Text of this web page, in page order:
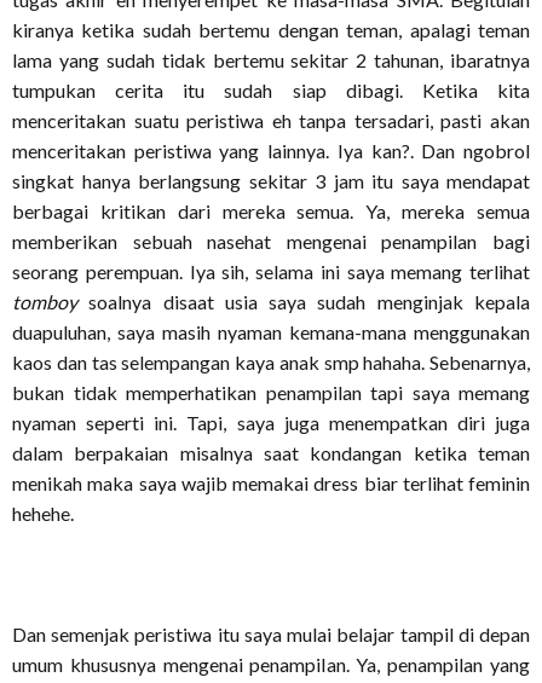
kiranya ketika sudah bertemu dengan teman, apalagi teman
lama yang sudah tidak bertemu sekitar 2 tahunan, ibaratnya
tumpukan cerita itu sudah siap dibagi. Ketika kita
menceritakan suatu peristiwa eh tanpa tersadari, pasti akan
menceritakan peristiwa yang lainnya. Iya kan?. Dan ngobrol
singkat hanya berlangsung sekitar 3 jam itu saya mendapat
berbagai kritikan dari mereka semua. Ya, mereka semua
memberikan sebuah nasehat mengenai penampilan bagi
seorang perempuan. Iya sih, selama ini saya memang terlihat
tomboysoalnya disaat usia saya sudah menginjak kepala
duapuluhan, saya masih nyaman kemana-mana menggunakan
kaos dan tas selempangan kaya anak smp hahaha. Sebenarnya,
bukan tidak memperhatikan penampilan tapi saya memang
nyaman seperti ini. Tapi, saya juga menempatkan diri juga
dalam berpakaian misalnya saat kondangan ketika teman
menikah maka saya wajib memakai dress biar terlihat feminin
hehehe.
Dan semenjak peristiwa itu saya mulai belajar tampil di depan
umum khususnya mengenai penampilan. Ya, penampilan yang